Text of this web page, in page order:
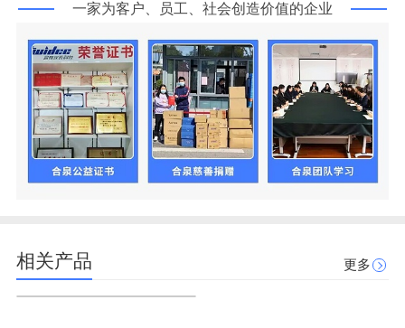
一家为客户、员工、社会创造价值的企业
相关产品 更多